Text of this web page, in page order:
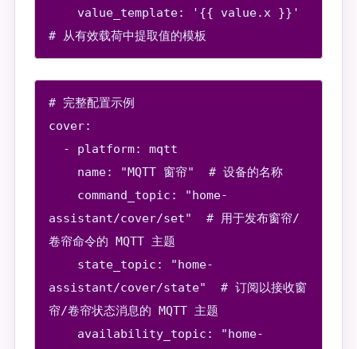
    value_template: '{{ value.x }}'
# 完整配置示例
cover:
assistant/cover/set"  # 用于发布窗帘/
卷帘命令的 MQTT 主题
assistant/cover/state"  # 订阅以接收窗
帘/卷帘状态消息的 MQTT 主题